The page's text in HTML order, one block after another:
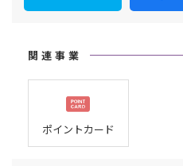
関連事業
ポイントカード